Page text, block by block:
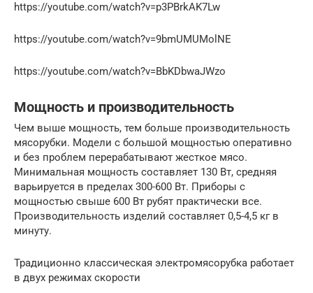
https://youtube.com/watch?v=p3PBrkAK7Lw
https://youtube.com/watch?v=9bmUMUMolNE
https://youtube.com/watch?v=BbKDbwaJWzo
Мощность и производительность
Чем выше мощность, тем больше производительность
мясорубки. Модели с большой мощностью оперативно
и без проблем перерабатывают жесткое мясо.
Минимальная мощность составляет 130 Вт, средняя
варьируется в пределах 300-600 Вт. Приборы с
мощностью свыше 600 Вт рубят практически все.
Производительность изделий составляет 0,5-4,5 кг в
минуту.
Традиционно классическая электромясорубка работает
в двух режимах скорости